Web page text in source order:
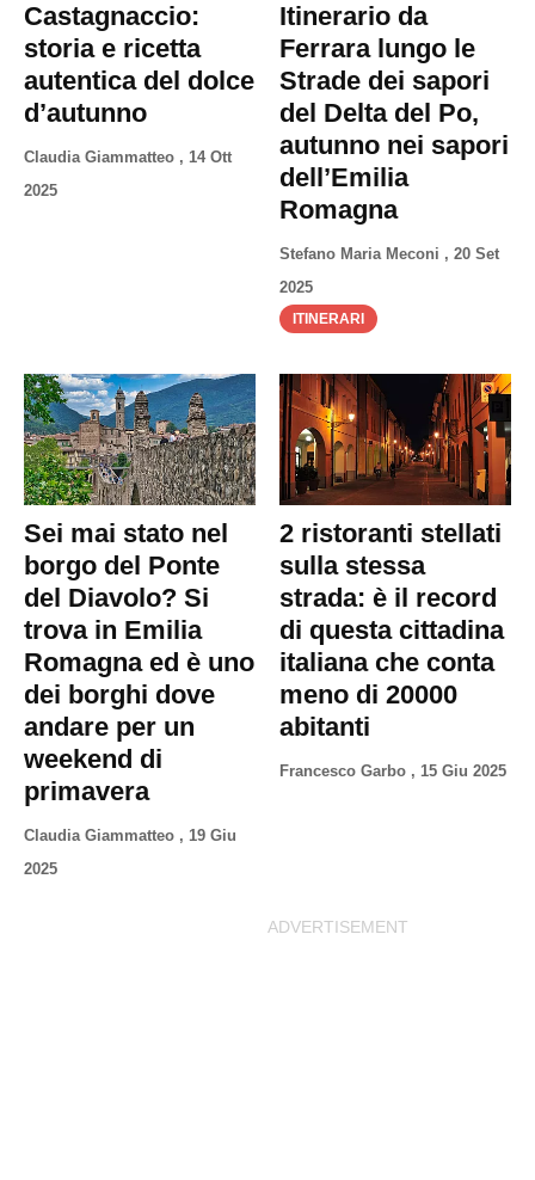
Castagnaccio:
storia e ricetta
autentica del dolce
d’autunno
Claudia Giammatteo , 14 Ott
2025
Itinerario da
Ferrara lungo le
Strade dei sapori
del Delta del Po,
autunno nei sapori
dell’Emilia
Romagna
Stefano Maria Meconi , 20 Set
2025
ITINERARI
Sei mai stato nel
borgo del Ponte
del Diavolo? Si
trova in Emilia
Romagna ed è uno
dei borghi dove
andare per un
weekend di
primavera
Claudia Giammatteo , 19 Giu
2025
2 ristoranti stellati
sulla stessa
strada: è il record
di questa cittadina
italiana che conta
meno di 20000
abitanti
Francesco Garbo , 15 Giu 2025